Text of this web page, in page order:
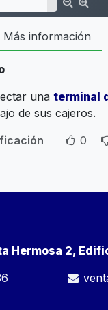
Más información
una terminal
de sus cajeros.
0
Hermosa 2,